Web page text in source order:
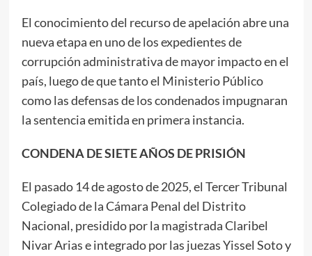
El conocimiento del recurso de apelación abre una
nueva etapa en uno de los expedientes de
corrupción administrativa de mayor impacto en el
país, luego de que tanto el Ministerio Público
como las defensas de los condenados impugnaran
la sentencia emitida en primera instancia.
CONDENA DE SIETE AÑOS DE PRISIÓN
El pasado 14 de agosto de 2025, el Tercer Tribunal
Colegiado de la Cámara Penal del Distrito
Nacional, presidido por la magistrada Claribel
Nivar Arias e integrado por las juezas Yissel Soto y